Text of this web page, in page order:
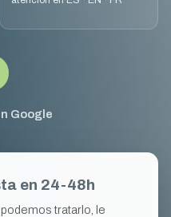
Google
en 24-48h
tratarlo, le